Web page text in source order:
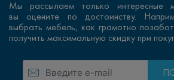
Мы рассылаем только интересные
вы оцените по достоинству.
выбрать мебель, как грамотно
получить максимальную скидку при